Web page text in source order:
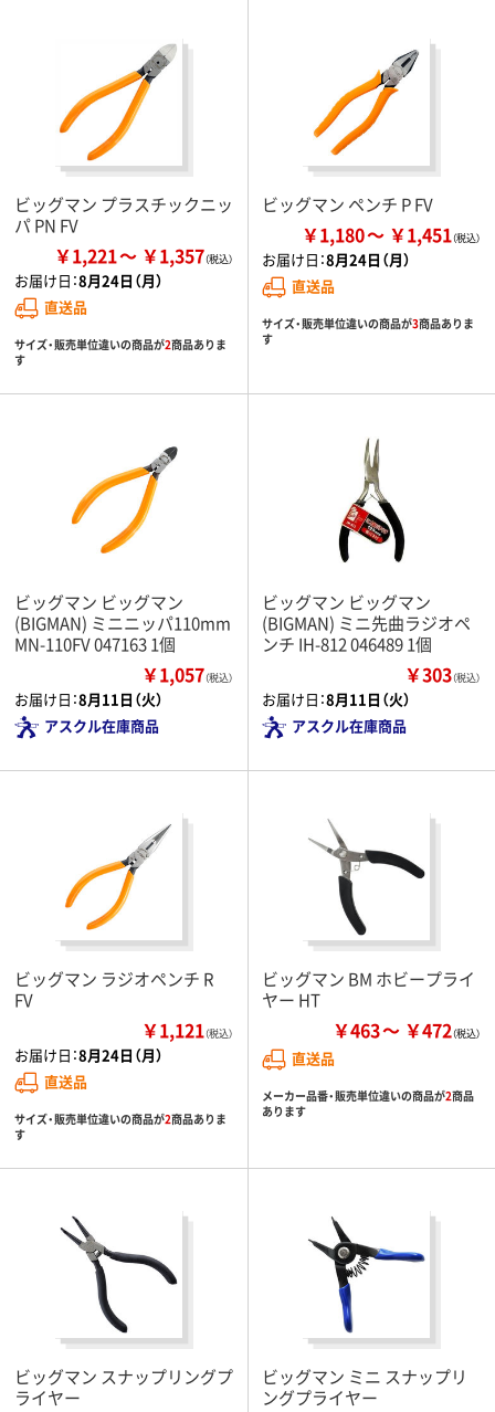
ビッグマン プラスチックニッ
パ PN FV
￥1,221 ￥1,357
お届け日：8月24日（月）
直送品
サイズ・販売単位違いの商品が2商品ありま
す
ビッグマン ペンチ P FV
￥1,180 ￥1,451
お届け日：8月24日（月）
直送品
サイズ・販売単位違いの商品が3商品ありま
す
ビッグマン ビッグマン
(BIGMAN) ミニニッパ110mm
MN-110FV 047163 1個
￥1,057（税込）
お届け日：8月11日（火）
アスクル在庫商品
ビッグマン ビッグマン
(BIGMAN) ミニ先曲ラジオペ
ンチ IH-812 046489 1個
￥303（税込）
お届け日：8月11日（火）
アスクル在庫商品
ビッグマン ラジオペンチ R
FV
￥1,121（税込）
お届け日：8月24日（月）
直送品
サイズ・販売単位違いの商品が2商品ありま
す
ビッグマン BM ホビープライ
ヤー HT
￥463 ￥472
直送品
メーカー品番・販売単位違いの商品が2商品
あります
ビッグマン スナップリングプ
ライヤー
ビッグマン ミニ スナップリ
ングプライヤー